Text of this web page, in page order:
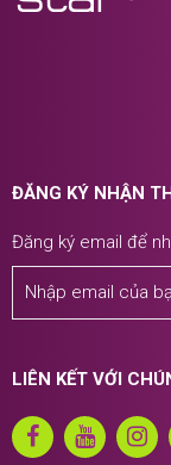
ĐĂNG KÝ NHẬN
Đăng ký email để
LIÊN KẾT VỚI